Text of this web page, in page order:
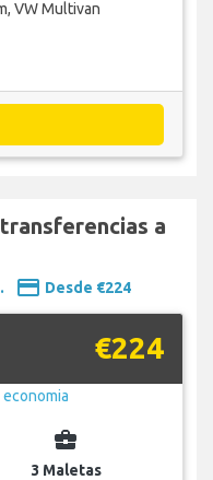
VW Multivan
a
payment Desde €224
€224
business_center
3 Maletas